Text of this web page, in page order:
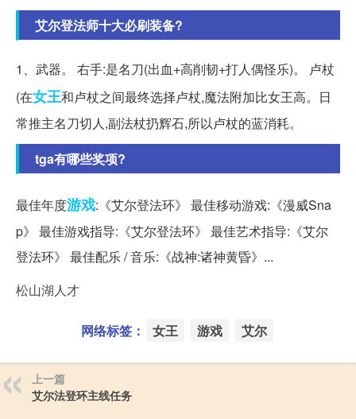
艾尔登法师十大必刷装备?
1、武器。 右手:是名刀(出血+高削韧+打人偶怪乐)。 卢杖
(在女王和卢杖之间最终选择卢杖,魔法附加比女王高。日
常推主名刀切人,副法杖扔辉石,所以卢杖的蓝消耗。
tga有哪些奖项?
最佳年度游戏:《艾尔登法环》 最佳移动游戏:《漫威Sna
p》 最佳游戏指导:《艾尔登法环》 最佳艺术指导:《艾尔
登法环》 最佳配乐 / 音乐:《战神:诸神黄昏》...
松山湖人才
网络标签： 女王 游戏 艾尔
上一篇
艾尔法登环主线任务